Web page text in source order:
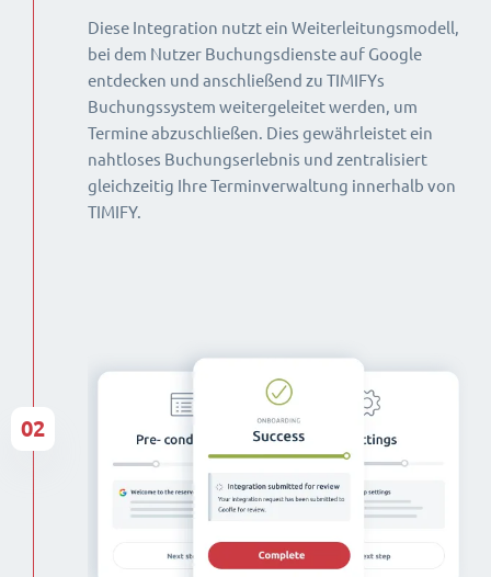
Diese Integration nutzt ein Weiterleitungsmodell,
bei dem Nutzer Buchungsdienste auf Google
entdecken und anschließend zu TIMIFYs
Buchungssystem weitergeleitet werden, um
Termine abzuschließen. Dies gewährleistet ein
nahtloses Buchungserlebnis und zentralisiert
gleichzeitig Ihre Terminverwaltung innerhalb von
TIMIFY.
02